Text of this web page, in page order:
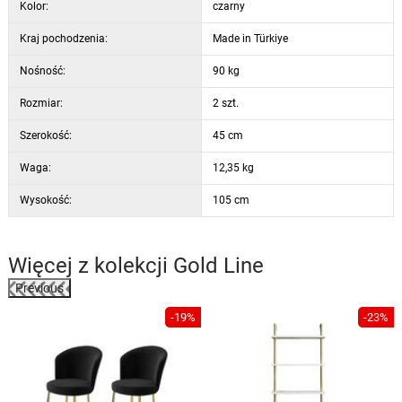
Kolor: czarny
Kraj pochodzenia: Made in Türkiye
Nośność: 90 kg
Rozmiar: 2 szt.
Szerokość: 45 cm
Waga: 12,35 kg
Wysokość: 105 cm
Więcej z kolekcji Gold Line
Previous
-19% -23%